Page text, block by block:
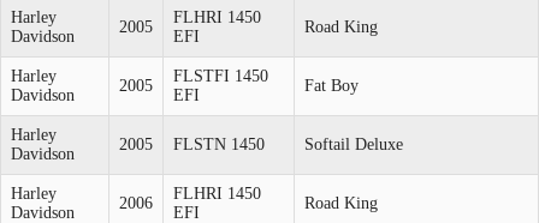
Harley
Davidson
2005
FLHRI 1450
EFI
Road King
Harley
Davidson
2005
FLSTFI 1450
EFI
Fat Boy
Harley
Davidson
2005 FLSTN 1450 Softail Deluxe
Harley
Davidson
2006
FLHRI 1450
EFI
Road King